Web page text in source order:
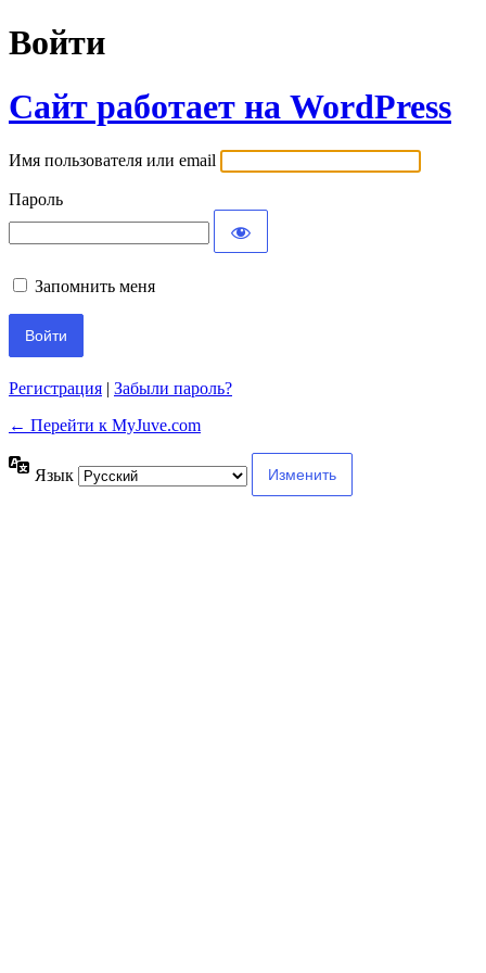
Войти
Сайт работает на WordPress
Имя пользователя или email
Пароль
Запомнить меня
Регистрация | Забыли пароль?
← Перейти к MyJuve.com
Язык